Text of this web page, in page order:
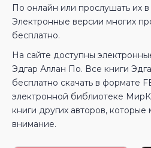
По онлайн или прослушать их
Электронные версии многих
бесплатно.
На сайте доступны
Эдгар Аллан По. Все книги
бесплатно скачать в формате
электронной библиотеке
книги других авторов,
внимание.